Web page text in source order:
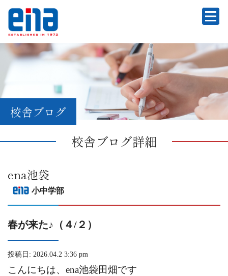
校舎ブログ
校舎ブログ詳細
ena池袋
小中学部
春が来た♪（４/２）
投稿日: 2026.04.2 3:36 pm
こんにちは、ena池袋田畑です